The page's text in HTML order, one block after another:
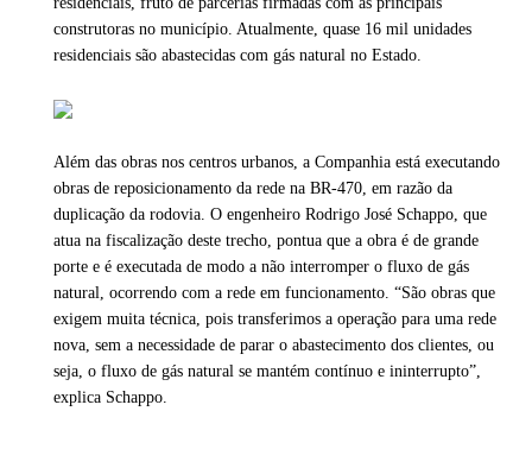
construtoras no município. Atualmente, quase 16 mil unidades
residenciais são abastecidas com gás natural no Estado.
Além das obras nos centros urbanos, a Companhia está executando
obras de reposicionamento da rede na BR-470, em razão da
duplicação da rodovia. O engenheiro Rodrigo José Schappo, que
atua na fiscalização deste trecho, pontua que a obra é de grande
porte e é executada de modo a não interromper o fluxo de gás
natural, ocorrendo com a rede em funcionamento. “São obras que
exigem muita técnica, pois transferimos a operação para uma rede
nova, sem a necessidade de parar o abastecimento dos clientes, ou
seja, o fluxo de gás natural se mantém contínuo e ininterrupto”,
explica Schappo.